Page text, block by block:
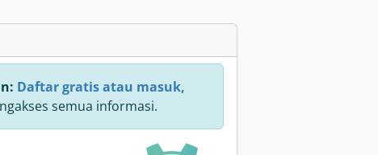
Daftar gratis atau masuk,
semua informasi.